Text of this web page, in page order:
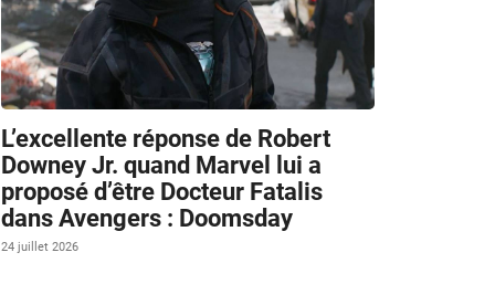
L’excellente réponse de Robert
Downey Jr. quand Marvel lui a
proposé d’être Docteur Fatalis
dans Avengers : Doomsday
24 juillet 2026